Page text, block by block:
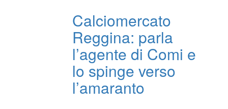
Calciomercato
Reggina: parla
l’agente di Comi e
lo spinge verso
l’amaranto